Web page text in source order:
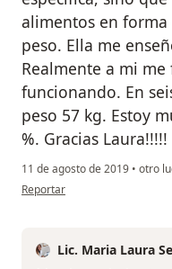
alimentos en
peso. Ella me
Realmente a mi
funcionando. En
peso 57 kg. Estoy
%. Gracias Laura!!!!!
11 de agosto de 2019 • otro
en opinión del usuario Cuenta
Reportar
Lic. Maria Laura